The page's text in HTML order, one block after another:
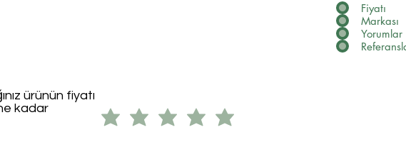
Fiyatı
Markası
Yorumlar
ürünün fiyatı
ne kadar